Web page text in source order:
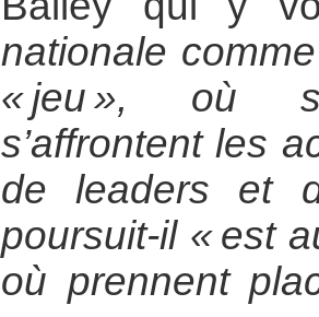
nationale
« jeu », où
s’affrontent les
de leaders et
poursuit-il « est
où prennent